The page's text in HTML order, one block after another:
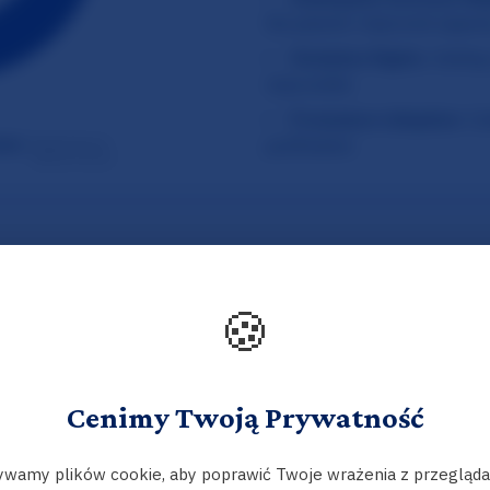
🍪
Cenimy Twoją Prywatność
plików cookie, aby poprawić Twoje wrażenia z